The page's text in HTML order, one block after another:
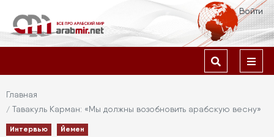
основному
содержанию
Меню
учётной
пользователя
Войти
навигация
Строка
навигации
Главная
Тавакуль Карман: «Мы должны возобновить арабскую весну»
Интервью Йемен